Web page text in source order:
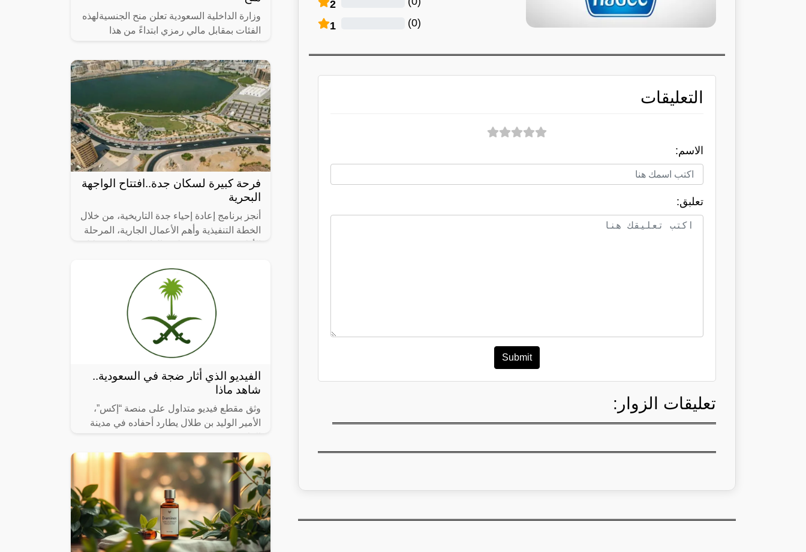
2
1 (
0
)
التعليقات
الاسم:
تعلبق:
Submit
تعليقات الزوار:
وزارة الداخلية السعودية تعلن منح الجنسيةلهذه
الفئات بمقابل مالي رمزي ابتداءً من هذا
فرحة كبيرة لسكان جدة..افتتاح الواجهة
البحرية
أنجز برنامج إعادة إحياء جدة التاريخية، من خلال
الخطة التنفيذية وأهم الأعمال الجارية، المرحلة
الفيديو الذي أثار ضجة في السعودية..
شاهد ماذا
وثق مقطع فيديو متداول على منصة “إكس”،
الأمير الوليد بن طلال يطارد أحفاده في مدينة